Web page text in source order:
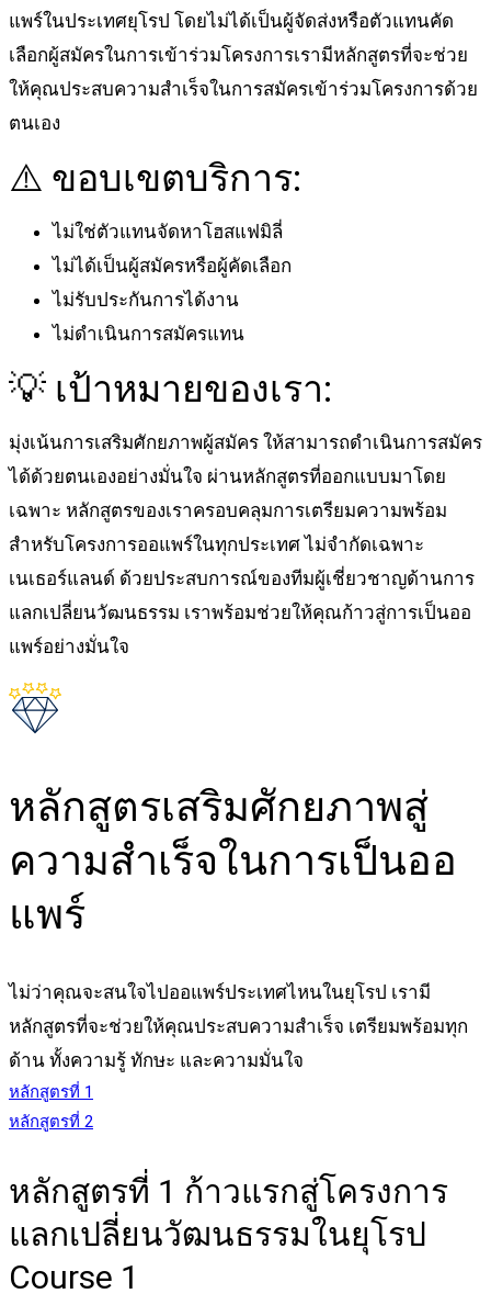
แพร์ในประเทศยุโรป โดยไม่ได้เป็นผู้จัดส่งหรือตัวแทนคัด
เลือกผู้สมัครในการเข้าร่วมโครงการเรามีหลักสูตรที่จะช่วย
ให้คุณประสบความสำเร็จในการสมัครเข้าร่วมโครงการด้วย
ตนเอง
⚠️ ขอบเขตบริการ:
ไม่ใช่ตัวแทนจัดหาโฮสแฟมิลี่
ไม่ได้เป็นผู้สมัครหรือผู้คัดเลือก
ไม่รับประกันการได้งาน
ไม่ดำเนินการสมัครแทน
💡 เป้าหมายของเรา:
มุ่งเน้นการเสริมศักยภาพผู้สมัคร ให้สามารถดำเนินการสมัคร
ได้ด้วยตนเองอย่างมั่นใจ ผ่านหลักสูตรที่ออกแบบมาโดย
เฉพาะ หลักสูตรของเราครอบคลุมการเตรียมความพร้อม
สำหรับโครงการออแพร์ในทุกประเทศ ไม่จำกัดเฉพาะ
เนเธอร์แลนด์ ด้วยประสบการณ์ของทีมผู้เชี่ยวชาญด้านการ
แลกเปลี่ยนวัฒนธรรม เราพร้อมช่วยให้คุณก้าวสู่การเป็นออ
แพร์อย่างมั่นใจ
หลักสูตรเสริมศักยภาพสู่
ความสำเร็จในการเป็นออ
แพร์
ไม่ว่าคุณจะสนใจไปออแพร์ประเทศไหนในยุโรป เรามี
หลักสูตรที่จะช่วยให้คุณประสบความสำเร็จ เตรียมพร้อมทุก
ด้าน ทั้งความรู้ ทักษะ และความมั่นใจ
หลักสูตรที่ 1
หลักสูตรที่ 2
หลักสูตรที่ 1 ก้าวแรกสู่โครงการ
แลกเปลี่ยนวัฒนธรรมในยุโรป
Course 1